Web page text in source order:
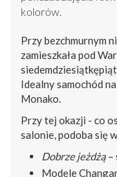
kolorów.
Przy bezchmurnym
zamieszkała pod
Idealny samochód
Monako.
Przy tej okazji - co
salonie, podoba się
Dobrze jeżdżą –
Modele